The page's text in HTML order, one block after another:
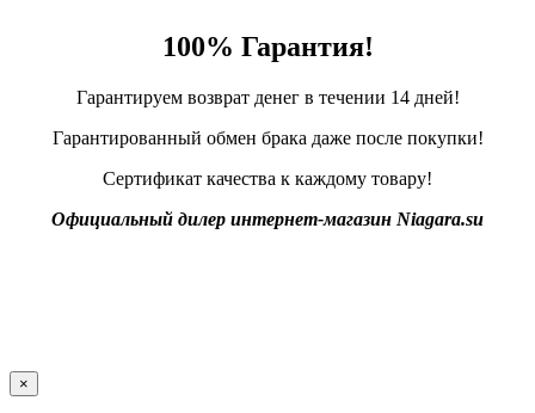
100% Гарантия!
Гарантируем возврат денег в течении 14 дней!
Гарантированный обмен брака даже после покупки!
Сертификат качества к каждому товару!
Официальный дилер интернет-магазин Niagara.su
×